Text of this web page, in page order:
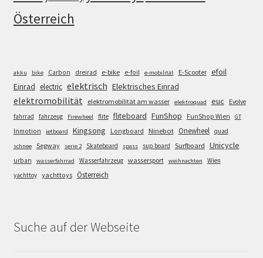
Österreich
akku bike Carbon dreirad e-bike e-foil e-mobilität E-Scooter efoil
Einrad electric elektrisch Elektrisches Einrad
elektromobilität elektromobilität am wasser elektroquad euc
Evolve
fahrrad
fahrzeug Firewheel flite fliteboard FunShop FunShop Wien GT
Inmotion jetboard Kingsong Longboard Ninebot Onewheel quad
schnee Segway serie 2 Skateboard spass sup board Surfboard Unicycle
urban wasserfahrrad Wasserfahrzeug wassersport weihnachten
Wien
yachttoy yachttoys Österreich
Suche auf der Webseite